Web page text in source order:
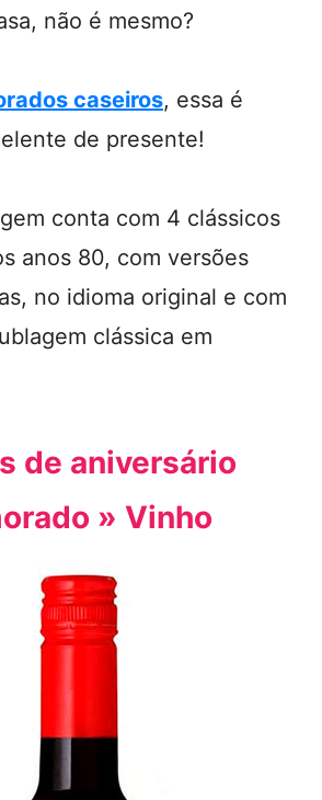
não é mesmo?
caseiros, essa é
de presente!
conta com 4 clássicos
anos 80, com versões
no idioma original e com
clássica em
de aniversário
» Vinho